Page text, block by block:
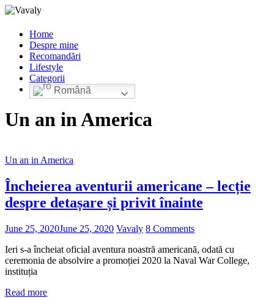
Home
Despre mine
Recomandări
Lifestyle
Categorii
Română
Un an in America
Un an in America
Încheierea aventurii americane – lecție
despre detașare și privit înainte
June 25, 2020June 25, 2020 Vavaly 8 Comments
Ieri s-a încheiat oficial aventura noastră americană, odată cu
ceremonia de absolvire a promoției 2020 la Naval War College,
instituția
Read more